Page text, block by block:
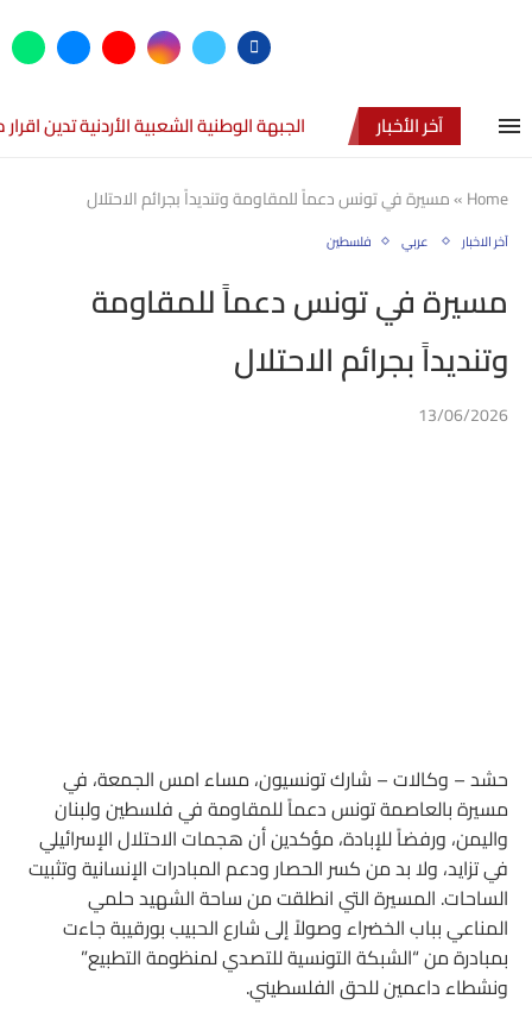
آخر الأخبار الجبهة الوطنية الشعبية الأردنية تدين
Home
»مسيرة في تونس دعماً للمقاومة وتنديداً بجرائم الاحتلال
آخر الاخبار عربي فلسطين
مسيرة في تونس دعماً للمقاومة
وتنديداً بجرائم الاحتلال
13/06/2026
حشد – وكالات – شارك تونسيون، مساء امس الجمعة، في
مسيرة بالعاصمة تونس دعماً للمقاومة في فلسطين ولبنان
واليمن، ورفضاً للإبادة، مؤكدين أن هجمات الاحتلال الإسرائيلي
في تزايد، ولا بد من كسر الحصار ودعم المبادرات الإنسانية وتثبيت
الساحات. المسيرة التي انطلقت من ساحة الشهيد حلمي
المناعي بباب الخضراء وصولاً إلى شارع الحبيب بورقيبة جاءت
بمبادرة من “الشبكة التونسية للتصدي لمنظومة التطبيع”
ونشطاء داعمين للحق الفلسطيني.